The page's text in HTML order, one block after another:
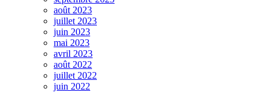
août 2023
juillet 2023
juin 2023
mai 2023
avril 2023
août 2022
juillet 2022
juin 2022